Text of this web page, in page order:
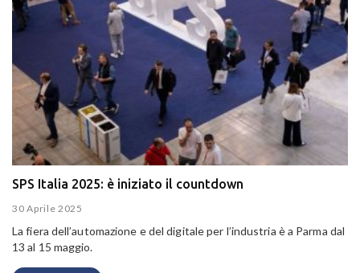
SPS Italia 2025: è iniziato il countdown
30 Aprile 2025
La fiera dell’automazione e del digitale per l’industria è a Parma dal
13 al 15 maggio.